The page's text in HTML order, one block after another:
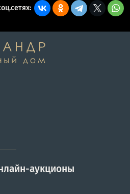
аукционы